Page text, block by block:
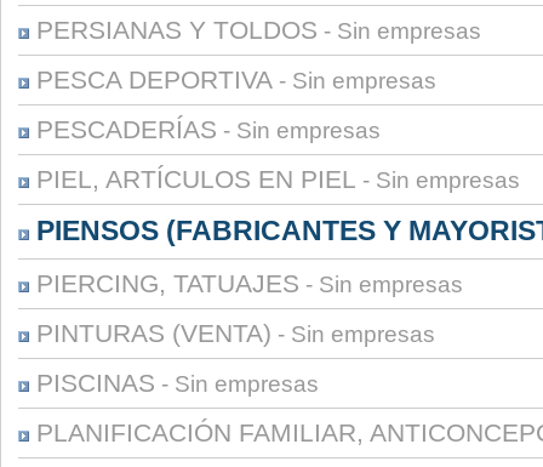
PERSIANAS Y TOLDOS - Sin empresas
PESCA DEPORTIVA - Sin empresas
PESCADERÍAS - Sin empresas
PIEL, ARTÍCULOS EN PIEL - Sin empresas
PIENSOS (FABRICANTES Y
PIERCING, TATUAJES - Sin empresas
PINTURAS (VENTA) - Sin empresas
PISCINAS - Sin empresas
PLANIFICACIÓN FAMILIAR,